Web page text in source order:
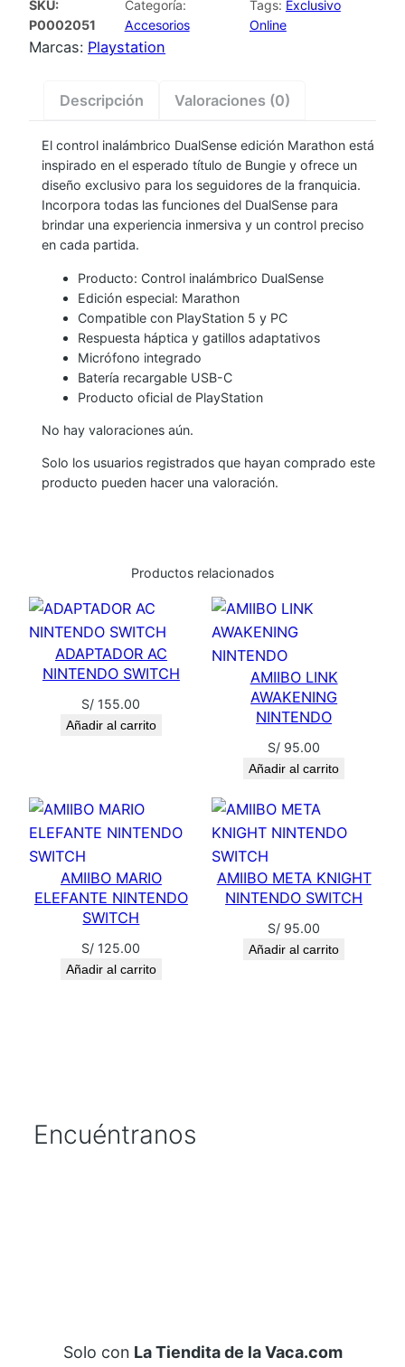
O
D
U
O
c
d
SKU:
P0002051
Categoría:
Accesorios
Tags: Exclusivo
Online
Marcas: Playstation
Descripción Valoraciones (0)
El control inalámbrico DualSense edición Marathon está
inspirado en el esperado título de Bungie y ofrece un
diseño exclusivo para los seguidores de la franquicia.
Incorpora todas las funciones del DualSense para
brindar una experiencia inmersiva y un control preciso
en cada partida.
Producto: Control inalámbrico DualSense
Edición especial: Marathon
Compatible con PlayStation 5 y PC
Respuesta háptica y gatillos adaptativos
Micrófono integrado
Batería recargable USB-C
Producto oficial de PlayStation
No hay valoraciones aún.
Solo los usuarios registrados que hayan comprado este
producto pueden hacer una valoración.
Productos relacionados
ADAPTADOR AC
NINTENDO SWITCH
S/ 155.00
Añadir al carrito
AMIIBO LINK
AWAKENING
NINTENDO
S/ 95.00
Añadir al carrito
AMIIBO MARIO
ELEFANTE NINTENDO
SWITCH
S/ 125.00
Añadir al carrito
AMIIBO META KNIGHT
NINTENDO SWITCH
S/ 95.00
Añadir al carrito
Encuéntranos
Solo con La Tiendita de la Vaca.com